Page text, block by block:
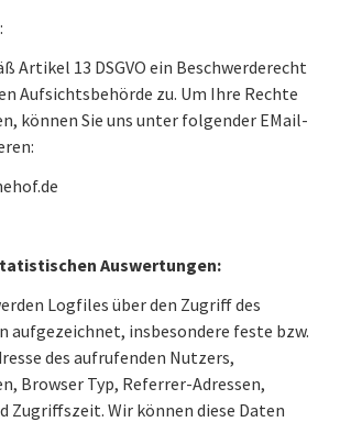
Artikel 13 DSGVO ein Beschwerderecht
Aufsichtsbehörde zu. Um Ihre Rechte
können Sie uns unter folgender EMail-
Auswertungen:
Logfiles über den Zugriff des
aufgezeichnet, insbesondere feste bzw.
des aufrufenden Nutzers,
Browser Typ, Referrer-Adressen,
Zugriffszeit. Wir können diese Daten